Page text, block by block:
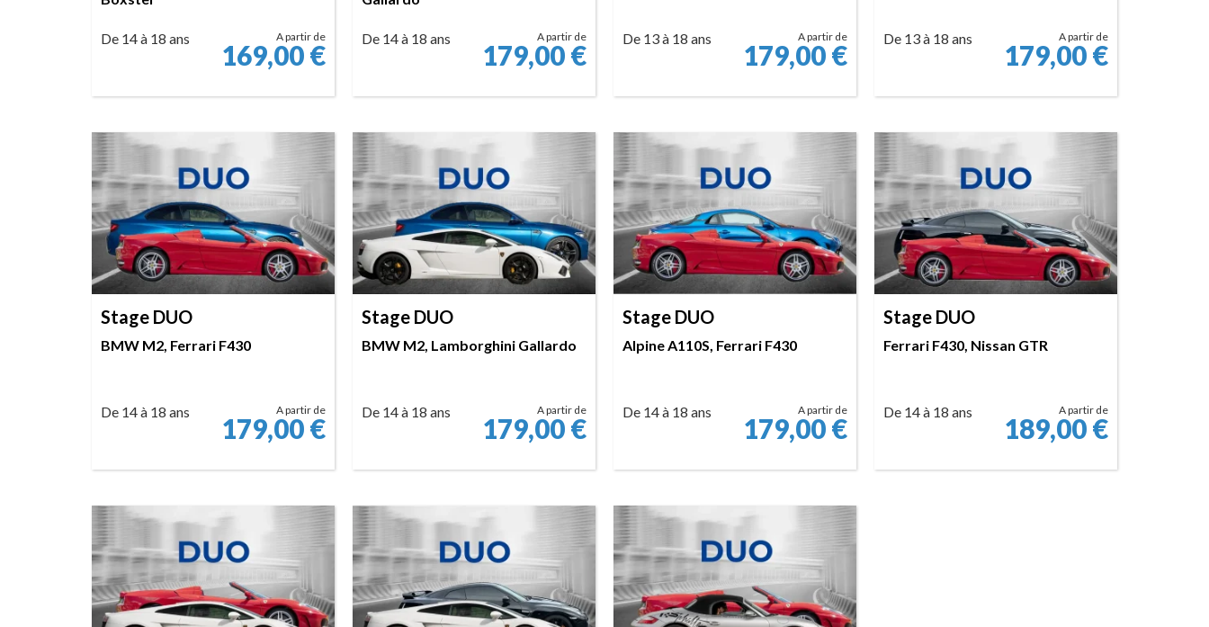
De 14 à 18 ans A partir de
169,00€
De 14 à 18 ans A partir de
179,00€
De 13 à 18 ans A partir de
179,00€
De 13 à 18 ans A partir de
179,00€
Stage DUO
BMW M2, Ferrari F430
De 14 à 18 ans A partir de
179,00€
Stage DUO
BMW M2, Lamborghini Gallardo
De 14 à 18 ans A partir de
179,00€
Stage DUO
Alpine A110S, Ferrari F430
De 14 à 18 ans A partir de
179,00€
Stage DUO
Ferrari F430, Nissan GTR
De 14 à 18 ans A partir de
189,00€